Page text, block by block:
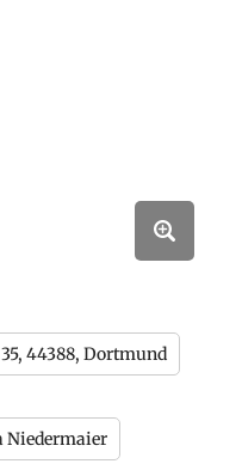
44388, Dortmund
Niedermaier